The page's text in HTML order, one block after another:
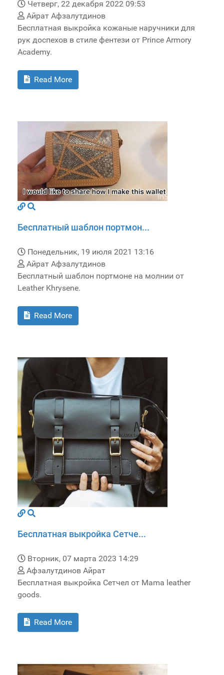
Четверг, 22 декабря 2022 09:53
Айрат Афзалутдинов
Бесплатная выкройка кожаные наручники для
рук доспехов в стиле фентези от Prince Armory
Academy.
Read More
Бесплатный шаблон портмон...
Понедельник, 19 июля 2021 13:16
Айрат Афзалутдинов
Бесплатный шаблон портмоне на молнии от
Leather Khrysene.
Read More
Бесплатная выкройка Сетче...
Вторник, 07 марта 2023 14:29
Афзалутдинов Айрат
Бесплатная выкройка Сетчел от Mama leather
goods.
Read More